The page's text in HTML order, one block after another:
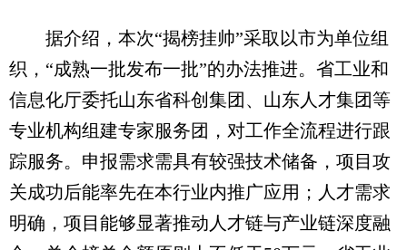
据介绍，本次“揭榜挂帅”采取以市为单位组
织，“成熟一批发布一批”的办法推进。省工业和
信息化厅委托山东省科创集团、山东人才集团等
专业机构组建专家服务团，对工作全流程进行跟
踪服务。申报需求需具有较强技术储备，项目攻
关成功后能率先在本行业内推广应用；人才需求
明确，项目能够显著推动人才链与产业链深度融